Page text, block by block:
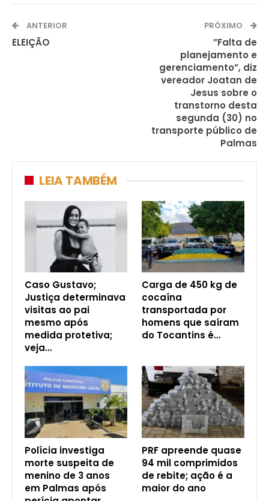
ANTERIOR
ELEIÇÃO
PRÓXIMO
”Falta de
planejamento e
gerenciamento”, diz
vereador Joatan de
Jesus sobre o
transtorno desta
segunda (30) no
transporte público de
Palmas
LEIA TAMBÉM
Caso Gustavo;
Justiça determinava
visitas ao pai
mesmo após
medida protetiva;
veja…
Carga de 450 kg de
cocaína
transportada por
homens que saíram
do Tocantins é…
Polícia investiga
morte suspeita de
menino de 3 anos
em Palmas após
PRF apreende quase
94 mil comprimidos
de rebite; ação é a
maior do ano